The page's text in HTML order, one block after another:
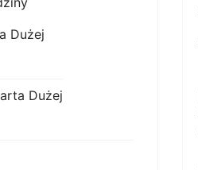
Dużej
Dużej